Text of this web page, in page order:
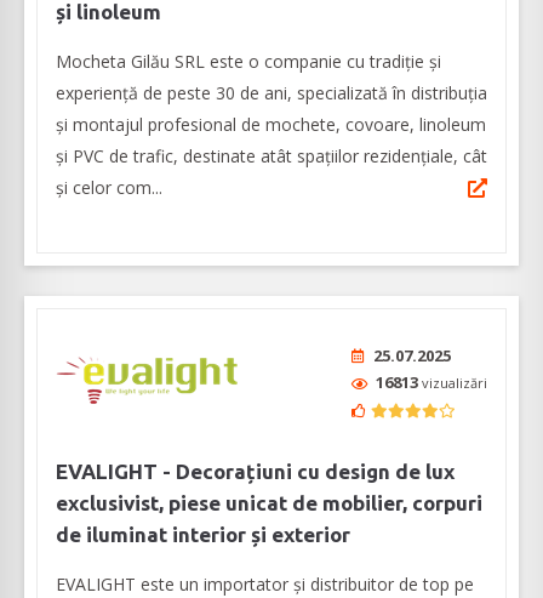
și linoleum
Mocheta Gilău SRL este o companie cu tradiție și
experiență de peste 30 de ani, specializată în distribuția
și montajul profesional de mochete, covoare, linoleum
și PVC de trafic, destinate atât spațiilor rezidențiale, cât
și celor com...
25.07.2025
16813 vizualizări
EVALIGHT - Decorațiuni cu design de lux
exclusivist, piese unicat de mobilier, corpuri
de iluminat interior și exterior
EVALIGHT este un importator și distribuitor de top pe